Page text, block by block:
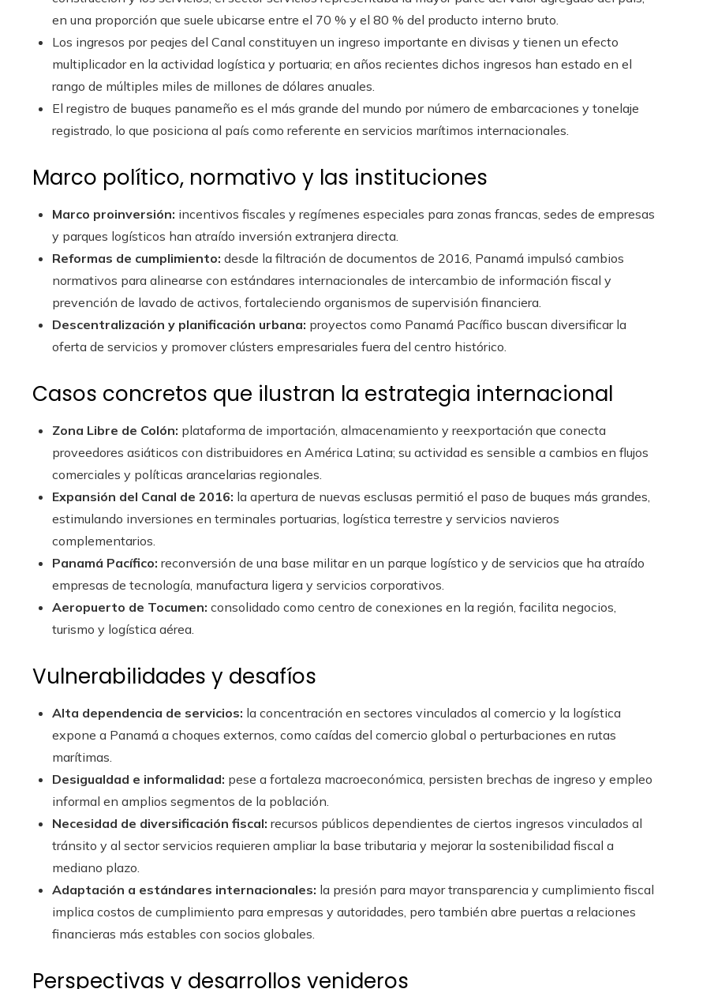
en una proporción que suele ubicarse entre el 70 % y el 80 % del producto interno bruto.
Los ingresos por peajes del Canal constituyen un ingreso importante en divisas y tienen un efecto
multiplicador en la actividad logística y portuaria; en años recientes dichos ingresos han estado en el
rango de múltiples miles de millones de dólares anuales.
El registro de buques panameño es el más grande del mundo por número de embarcaciones y tonelaje
registrado, lo que posiciona al país como referente en servicios marítimos internacionales.
Marco político, normativo y las instituciones
Marco proinversión: incentivos fiscales y regímenes especiales para zonas francas, sedes de empresas
y parques logísticos han atraído inversión extranjera directa.
Reformas de cumplimiento: desde la filtración de documentos de 2016, Panamá impulsó cambios
normativos para alinearse con estándares internacionales de intercambio de información fiscal y
prevención de lavado de activos, fortaleciendo organismos de supervisión financiera.
Descentralización y planificación urbana: proyectos como Panamá Pacífico buscan diversificar la
oferta de servicios y promover clústers empresariales fuera del centro histórico.
Casos concretos que ilustran la estrategia internacional
Zona Libre de Colón: plataforma de importación, almacenamiento y reexportación que conecta
proveedores asiáticos con distribuidores en América Latina; su actividad es sensible a cambios en flujos
comerciales y políticas arancelarias regionales.
Expansión del Canal de 2016: la apertura de nuevas esclusas permitió el paso de buques más grandes,
estimulando inversiones en terminales portuarias, logística terrestre y servicios navieros
complementarios.
Panamá Pacífico: reconversión de una base militar en un parque logístico y de servicios que ha atraído
empresas de tecnología, manufactura ligera y servicios corporativos.
Aeropuerto de Tocumen: consolidado como centro de conexiones en la región, facilita negocios,
turismo y logística aérea.
Vulnerabilidades y desafíos
Alta dependencia de servicios: la concentración en sectores vinculados al comercio y la logística
expone a Panamá a choques externos, como caídas del comercio global o perturbaciones en rutas
marítimas.
Desigualdad e informalidad: pese a fortaleza macroeconómica, persisten brechas de ingreso y empleo
informal en amplios segmentos de la población.
Necesidad de diversificación fiscal: recursos públicos dependientes de ciertos ingresos vinculados al
tránsito y al sector servicios requieren ampliar la base tributaria y mejorar la sostenibilidad fiscal a
mediano plazo.
Adaptación a estándares internacionales: la presión para mayor transparencia y cumplimiento fiscal
implica costos de cumplimiento para empresas y autoridades, pero también abre puertas a relaciones
financieras más estables con socios globales.
Perspectivas y desarrollos venideros